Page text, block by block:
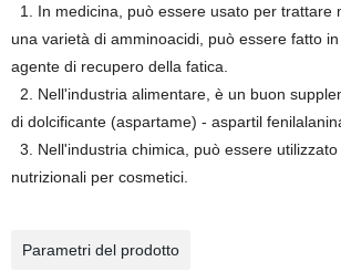
1. In medicina, può essere usato per
una varietà di amminoacidi, può essere fatto
agente di recupero della fatica.
2. Nell'industria alimentare, è un buon
di dolcificante (aspartame) - aspartil
3. Nell'industria chimica, può essere
nutrizionali per cosmetici.
Parametri del prodotto